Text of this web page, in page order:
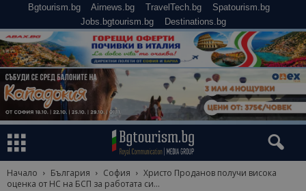
Bgtourism.bg Airnews.bg TravelTech.bg
Spatourism.bg
Jobs.bgtourism.bg
Destinations.bg
Начало България София
Христо Проданов получи висока
оценка от НС на БСП за работата си...